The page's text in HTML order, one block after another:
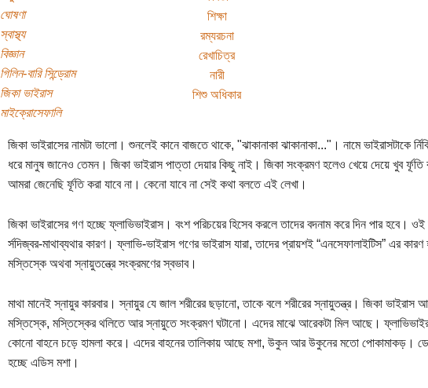
শিক্ষা
রম্যরচনা
রেখাচিত্র
নারী
শিশু অধিকার
ঘোষণা
স্বাস্থ্য
বিজ্ঞান
গিলিন-বারি সিন্ড্রোম
জিকা ভাইরাস
মাইক্রোসেফালি
জিকা ভাইরাসের নামটা ভালো। শুনলেই কানে বাজতে থাকে, "ঝাকানাকা ঝাকানাকা..."। নামে ভাইরাসটাকে
ধরে মানুষ জানেও তেমন। জিকা ভাইরাস পাত্তা দেয়ার কিছু নাই। জিকা সংক্রমণ হলেও খেয়ে দেয়ে খুব
আমরা জেনেছি র্ফূতি করা যাবে না। কেনো যাবে না সেই কথা বলতে এই লেখা।
জিকা ভাইরাসের গণ হচ্ছে ফ্লাভিভাইরাস। বংশ পরিচয়ের হিসেব করলে তাদের বদনাম করে দিন পার হবে।
র্সদিজ্বর-মাথাব্যথার কারণ। ফ্লাভি-ভাইরাস গণের ভাইরাস যারা, তাদের প্রায়শই “এনসেফালাইটিস” এর
মস্তিস্কে অথবা স্নায়ুতন্ত্রে সংক্রমণের স্বভাব।
মাথা মানেই স্নায়ুর কারবার। স্নায়ুর যে জাল শরীরের ছড়ানো, তাকে বলে শরীরের স্নায়ুতন্ত্র। জিকা ভাইরাস
মস্তিস্কে, মস্তিস্কের থলিতে আর স্নায়ুতে সংক্রমণ ঘটানো। এদের মাঝে আরেকটা মিল আছে।
কোনো বাহনে চড়ে হামলা করে। এদের বাহনের তালিকায় আছে মশা, উকুন আর উকুনের মতো পোকামাকড়।
হচ্ছে এডিস মশা।